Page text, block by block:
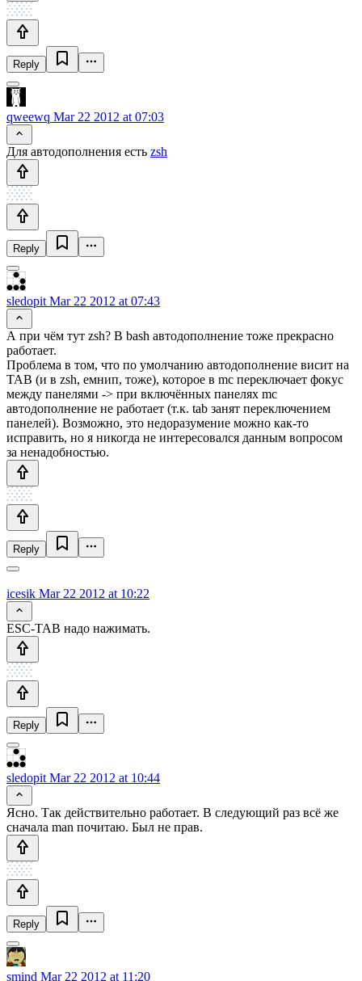
Reply
qweewq Mar 22 2012 at 07:03
Для автодополнения есть zsh
Reply
sledopit Mar 22 2012 at 07:43
А при чём тут zsh? В bash автодополнение тоже прекрасно
работает.
Проблема в том, что по умолчанию автодополнение висит на
TAB (и в zsh, емнип, тоже), которое в mc переключает фокус
между панелями -> при включённых панелях mc
автодополнение не работает (т.к. tab занят переключением
панелей). Возможно, это недоразумение можно как-то
исправить, но я никогда не интересовался данным вопросом
за ненадобностью.
Reply
icesik Mar 22 2012 at 10:22
ESC-TAB надо нажимать.
Reply
sledopit Mar 22 2012 at 10:44
Ясно. Так действительно работает. В следующий раз всё же
сначала man почитаю. Был не прав.
Reply
smind Mar 22 2012 at 11:20